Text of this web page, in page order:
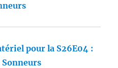
pour la S26E04 :
Sonneurs